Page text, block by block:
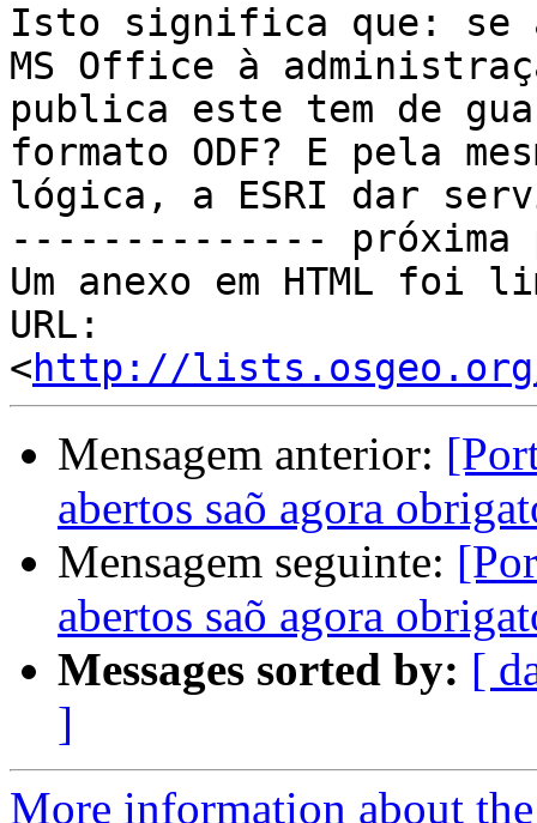
Isto significa que: se
MS Office à
publica este tem de
formato ODF? E pela
lógica, a ESRI dar
--------------
Um anexo em HTML foi
URL:
<http://lists.osgeo.org/
Mensagem anterior:
abertos saõ agora
Mensagem seguinte:
abertos saõ agora
Messages sorted by: [
]
More information about